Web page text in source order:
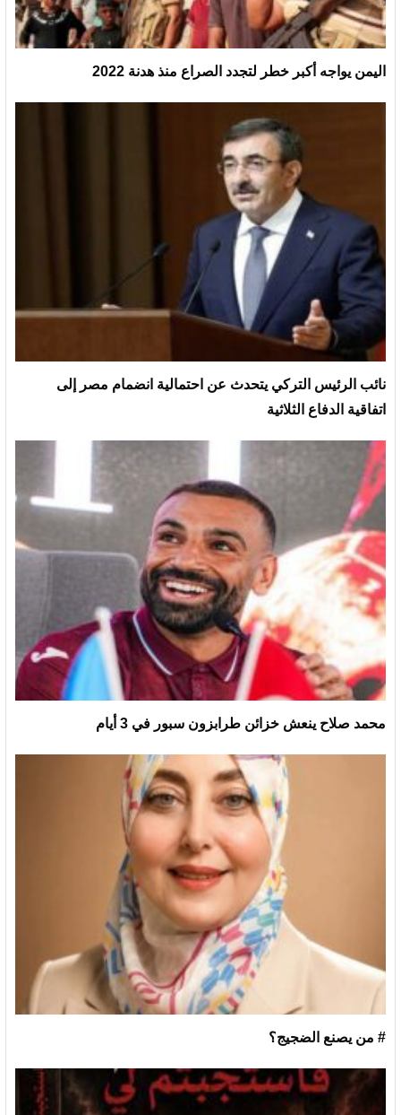
اليمن يواجه أكبر خطر لتجدد الصراع منذ هدنة 2022
نائب الرئيس التركي يتحدث عن احتمالية انضمام مصر إلى
اتفاقية الدفاع الثلاثية
محمد صلاح ينعش خزائن طرابزون سبور في 3 أيام
# من يصنع الضجيج؟